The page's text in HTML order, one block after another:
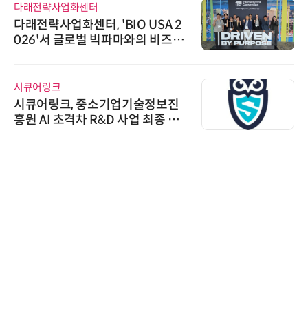
다래전략사업화센터
다래전략사업화센터, 'BIO USA 2
026'서 글로벌 빅파마와의 비즈니
시큐어링크
시큐어링크, 중소기업기술정보진
흥원 AI 초격차 R&D 사업 최종 선